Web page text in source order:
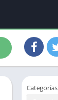
Categorías